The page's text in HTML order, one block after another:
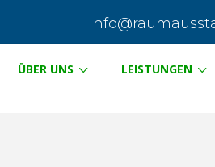
ÜBER UNS LEISTUNGEN